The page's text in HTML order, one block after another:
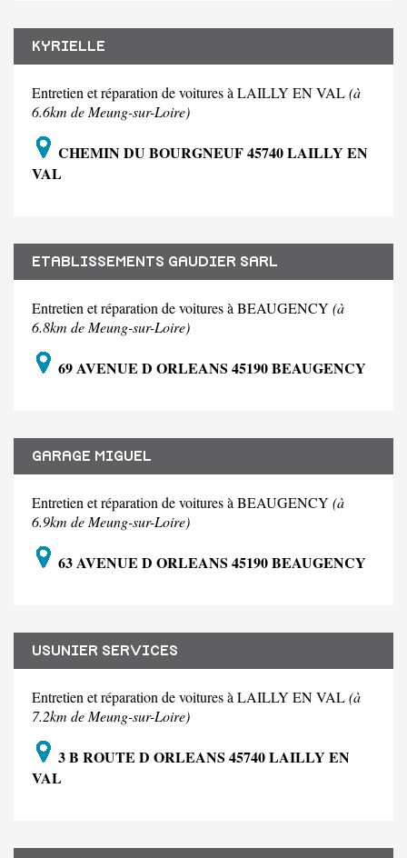
KYRIELLE
Entretien et réparation de voitures à LAILLY EN VAL(à
6.6km de Meung-sur-Loire)
CHEMIN DU BOURGNEUF 45740 LAILLY EN
VAL
ETABLISSEMENTS GAUDIER SARL
Entretien et réparation de voitures à BEAUGENCY (à
6.8km de Meung-sur-Loire)
69 AVENUE D ORLEANS 45190 BEAUGENCY
GARAGE MIGUEL
Entretien et réparation de voitures à BEAUGENCY (à
6.9km de Meung-sur-Loire)
63 AVENUE D ORLEANS 45190 BEAUGENCY
USUNIER SERVICES
Entretien et réparation de voitures à LAILLY EN VAL(à
7.2km de Meung-sur-Loire)
3 B ROUTE D ORLEANS 45740 LAILLY EN
VAL